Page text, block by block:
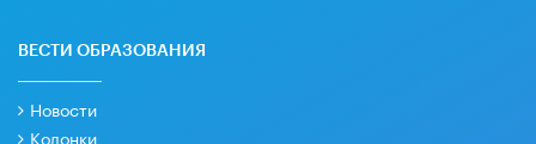
ВЕСТИ ОБРАЗОВАНИЯ
Новости
Колонки